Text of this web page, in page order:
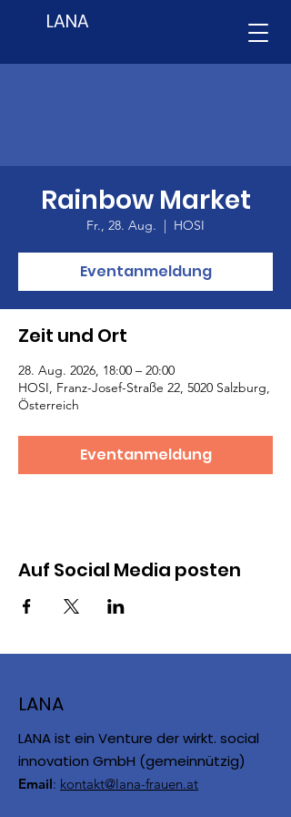
LANA
Rainbow Market
Fr., 28. Aug.
  |
HOSI
Eventanmeldung
Zeit und Ort
28. Aug. 2026, 18:00 – 20:00
HOSI, Franz-Josef-Straße 22, 5020 Salzburg,
Österreich
Eventanmeldung
Auf Social Media posten
LANA
LANA ist ein Venture der wirkt. social
innovation GmbH (gemeinnützig)
Email: kontakt@lana-frauen.at